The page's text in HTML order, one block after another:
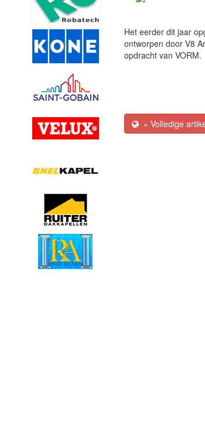
Het eerder dit jaar
ontworpen door V8
opdracht van VORM.
» Volledige